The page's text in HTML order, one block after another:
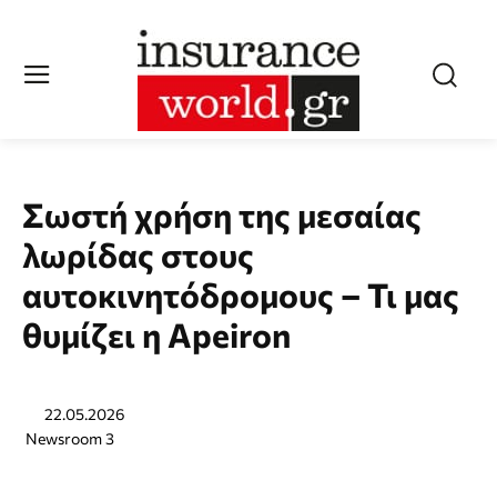
Σωστή χρήση της μεσαίας
λωρίδας στους
αυτοκινητόδρομους – Τι μας
θυμίζει η Apeiron
22.05.2026
Newsroom 3